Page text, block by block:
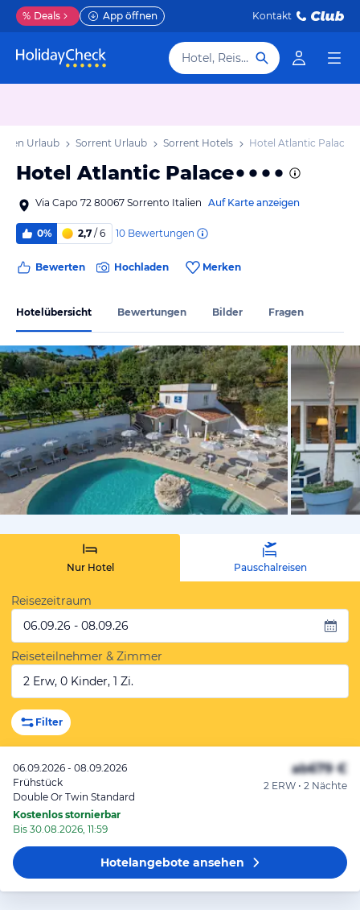
% Deals App öffnen Kontakt
Hotel, Reiseziel
Urlaub Sorrent Urlaub Sorrent Hotels Hotel Atlantic Palace
Hotel Atlantic Palace
Via Capo 72 80067 Sorrento Italien Auf Karte anzeigen
0% 2,7 / 6 10 Bewertungen
Bewerten Hochladen Merken
Hotelübersicht Bewertungen Bilder Fragen
von
Nur Hotel Pauschalreisen
Reisezeitraum
06.09.26 - 08.09.26
Reiseteilnehmer & Zimmer
2 Erw, 0 Kinder, 1 Zi.
Filter
06.09.2026 - 08.09.2026
Frühstück
Double Or Twin Standard
Kostenlos stornierbar
Bis 30.08.2026, 11:59
ab679 €
2 ERW • 2 Nächte
Hotelangeboteansehen